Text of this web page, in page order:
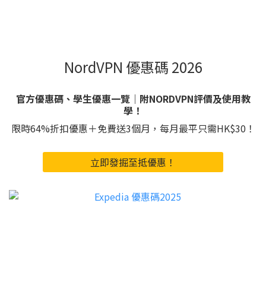
NordVPN 優惠碼 2026
官方優惠碼、學生優惠一覽｜附NORDVPN評價及使用教
學！
限時64%折扣優惠＋免費送3個月，每月最平只需HK$30！
立即發掘至抵優惠！